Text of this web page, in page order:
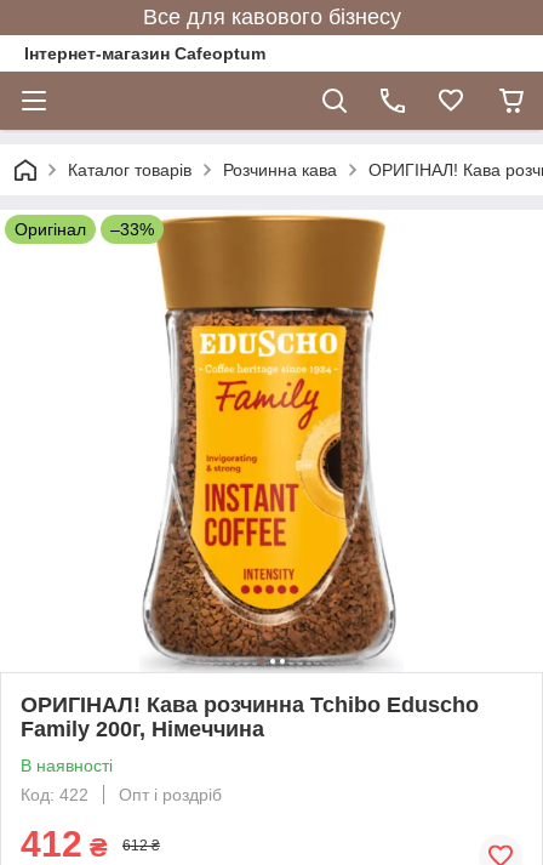
Все для кавового бізнесу
Інтернет-магазин Cafeoptum
Каталог товарів Розчинна кава ОРИГІНАЛ! Кава
Оригінал –33%
ОРИГІНАЛ! Кава розчинна Tchibo Eduscho
Family 200г, Німеччина
В наявності
Код: 422
Опт і роздріб
412 ₴ 612 ₴